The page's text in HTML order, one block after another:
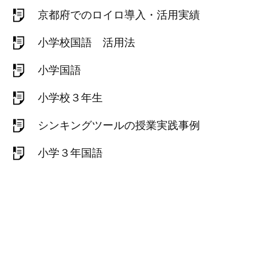
京都府でのロイロ導入・活用実績
小学校国語 活用法
小学国語
小学校３年生
シンキングツールの授業実践事例
小学３年国語